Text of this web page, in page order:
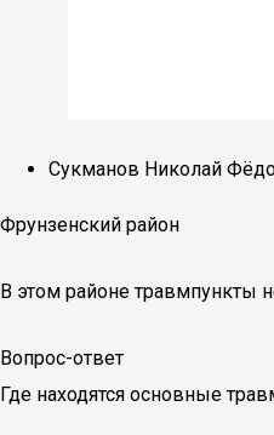
Сукманов Николай
Фрунзенский район
В этом районе травмпункты
Вопрос-ответ
Где находятся основные